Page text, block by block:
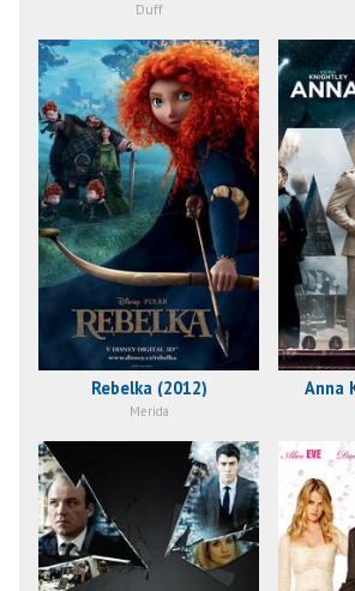
Duff
Rebelka (2012)
Merida
Anna